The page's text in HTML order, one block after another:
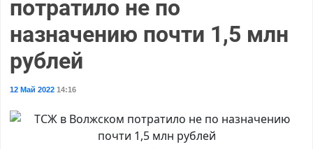
потратило не по
назначению почти 1,5 млн
рублей
12 Май 202214:16